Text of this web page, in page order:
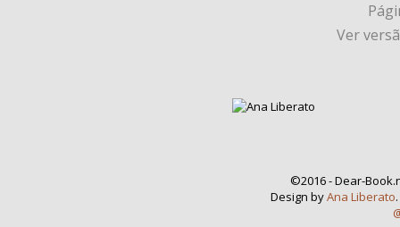
Ver
©2016 - Dear-
Design byAna Liberato